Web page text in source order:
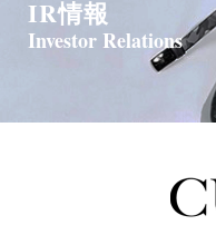
IR情報
Investor Relations